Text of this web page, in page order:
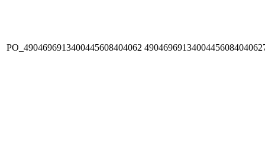
PO_4904696913400445608404062